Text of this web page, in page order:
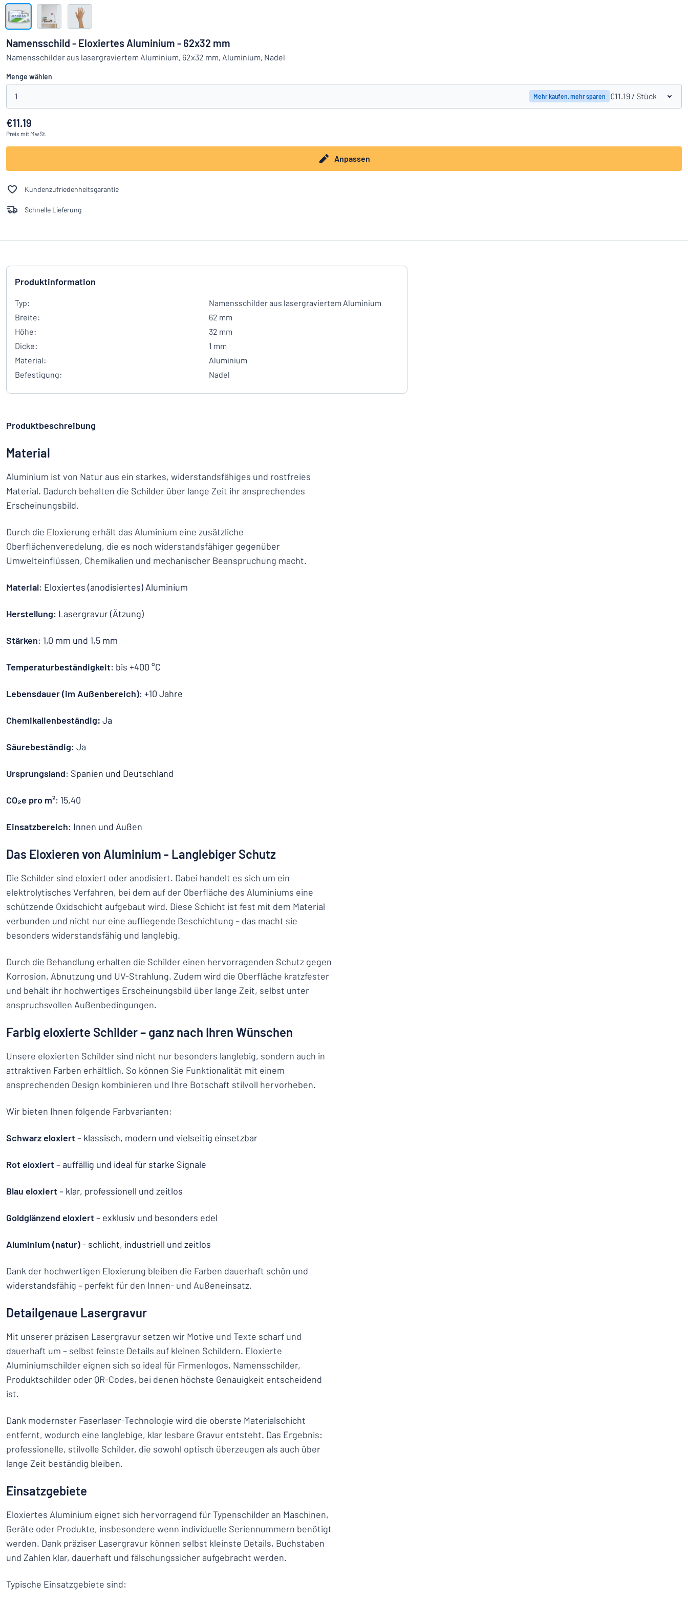
Das Gesuchte nicht gefunden?
Alle Kategorien anzeigen
Einloggen
Kundenservice
Privat
Namensschild - Eloxiertes Aluminium - 62x32 mm
Namensschilder aus lasergraviertem Aluminium, 62x32 mm, Aluminium, Nadel
Menge wählen
1 Mehr kaufen, mehr sparen €11.19 / Stück
€11.19
Preis mit MwSt.
Anpassen
Kundenzufriedenheitsgarantie
Schnelle Lieferung
Produktinformation
Typ:
Namensschilder aus lasergraviertem Aluminium
Breite:
62 mm
Höhe:
32 mm
Dicke:
1 mm
Material:
Aluminium
Befestigung:
Nadel
Produktbeschreibung
Material
Aluminium ist von Natur aus ein starkes, widerstandsfähiges und rostfreies
Material. Dadurch behalten die Schilder über lange Zeit ihr ansprechendes
Erscheinungsbild.
Durch die Eloxierung erhält das Aluminium eine zusätzliche
Oberflächenveredelung, die es noch widerstandsfähiger gegenüber
Umwelteinflüssen, Chemikalien und mechanischer Beanspruchung macht.
Material: Eloxiertes (anodisiertes) Aluminium
Herstellung: Lasergravur (Ätzung)
Stärken: 1,0 mm und 1,5 mm
Temperaturbeständigkeit: bis +400 °C
Lebensdauer (im Außenbereich): +10 Jahre
Chemikalienbeständig: Ja
Säurebeständig: Ja
Ursprungsland: Spanien und Deutschland
CO₂e pro m²: 15,40
Einsatzbereich: Innen und Außen
Das Eloxieren von Aluminium - Langlebiger Schutz
Die Schilder sind eloxiert oder anodisiert. Dabei handelt es sich um ein
elektrolytisches Verfahren, bei dem auf der Oberfläche des Aluminiums eine
schützende Oxidschicht aufgebaut wird. Diese Schicht ist fest mit dem Material
verbunden und nicht nur eine aufliegende Beschichtung – das macht sie
besonders widerstandsfähig und langlebig.
Durch die Behandlung erhalten die Schilder einen hervorragenden Schutz gegen
Korrosion, Abnutzung und UV-Strahlung. Zudem wird die Oberfläche kratzfester
und behält ihr hochwertiges Erscheinungsbild über lange Zeit, selbst unter
anspruchsvollen Außenbedingungen.
Farbig eloxierte Schilder – ganz nach Ihren Wünschen
Unsere eloxierten Schilder sind nicht nur besonders langlebig, sondern auch in
attraktiven Farben erhältlich. So können Sie Funktionalität mit einem
ansprechenden Design kombinieren und Ihre Botschaft stilvoll hervorheben.
Wir bieten Ihnen folgende Farbvarianten:
Schwarz eloxiert – klassisch, modern und vielseitig einsetzbar
Rot eloxiert – auffällig und ideal für starke Signale
Blau eloxiert – klar, professionell und zeitlos
Goldglänzend eloxiert – exklusiv und besonders edel
Aluminium (natur)- schlicht, industriell und zeitlos
Dank der hochwertigen Eloxierung bleiben die Farben dauerhaft schön und
widerstandsfähig – perfekt für den Innen- und Außeneinsatz.
Detailgenaue Lasergravur
Mit unserer präzisen Lasergravur setzen wir Motive und Texte scharf und
dauerhaft um – selbst feinste Details auf kleinen Schildern. Eloxierte
Aluminiumschilder eignen sich so ideal für Firmenlogos, Namensschilder,
Produktschilder oder QR-Codes, bei denen höchste Genauigkeit entscheidend
ist.
Dank modernster Faserlaser-Technologie wird die oberste Materialschicht
entfernt, wodurch eine langlebige, klar lesbare Gravur entsteht. Das Ergebnis:
professionelle, stilvolle Schilder, die sowohl optisch überzeugen als auch über
lange Zeit beständig bleiben.
Einsatzgebiete
Eloxiertes Aluminium eignet sich hervorragend für Typenschilder an Maschinen,
Geräte oder Produkte, insbesondere wenn individuelle Seriennummern benötigt
werden. Dank präziser Lasergravur können selbst kleinste Details, Buchstaben
und Zahlen klar, dauerhaft und fälschungssicher aufgebracht werden.
Typische Einsatzgebiete sind: